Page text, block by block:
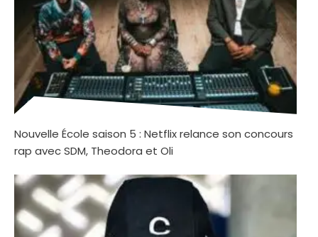
Nouvelle École saison 5 : Netflix relance son concours
rap avec SDM, Theodora et Oli